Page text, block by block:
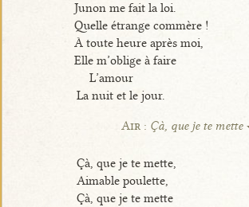
Junon me fait la loi.
Quelle étrange commère !
À toute heure après moi,
Elle m’oblige à faire
L’amour
La nuit et le jour.
Air : Çà, que je te mette
Çà, que je te mette,
Aimable poulette,
Çà, que je te mette